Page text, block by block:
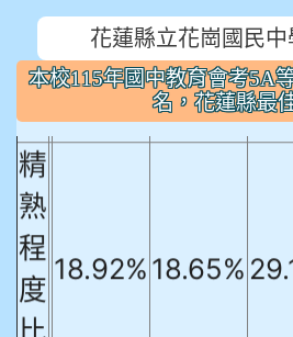
花蓮縣立花崗國民中
本校115年國中教育會考5A
名，花蓮縣最
本校115年國中教育
學生共計22名，花蓮
英文 數
精
熟
程
度
比
18.92% 18.65%